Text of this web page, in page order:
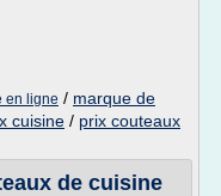
en ligne / marque de
cuisine / prix couteaux
de cuisine